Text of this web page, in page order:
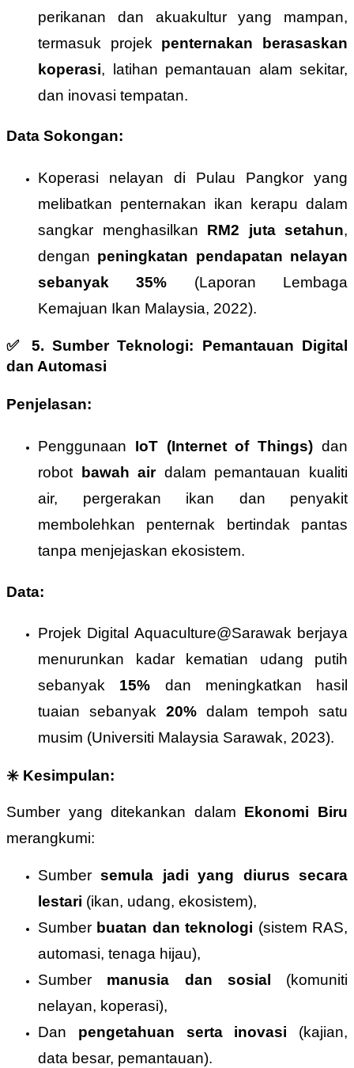
perikanan dan akuakultur yang mampan,
termasuk projek penternakan berasaskan
koperasi, latihan pemantauan alam sekitar,
dan inovasi tempatan.
Data Sokongan:
Koperasi nelayan di Pulau Pangkor yang
melibatkan penternakan ikan kerapu dalam
sangkar menghasilkan RM2 juta setahun,
dengan peningkatan pendapatan nelayan
sebanyak 35% (Laporan Lembaga
Kemajuan Ikan Malaysia, 2022).
✅ 5. Sumber Teknologi: Pemantauan Digital
dan Automasi
Penjelasan:
Penggunaan IoT (Internet of Things) dan
robot bawah airdalam pemantauan kualiti
air, pergerakan ikan dan penyakit
membolehkan penternak bertindak pantas
tanpa menjejaskan ekosistem.
Data:
Projek Digital Aquaculture@Sarawak berjaya
menurunkan kadar kematian udang putih
sebanyak 15% dan meningkatkan hasil
tuaian sebanyak 20% dalam tempoh satu
musim (Universiti Malaysia Sarawak, 2023).
✳️ Kesimpulan:
Sumber yang ditekankan dalam Ekonomi Biru
merangkumi:
Sumbersemula jadi yang diurus secara
lestari (ikan, udang, ekosistem),
Sumber buatan dan teknologi (sistem RAS,
automasi, tenaga hijau),
Sumber manusia dan sosial
(komuniti
nelayan, koperasi),
Dan pengetahuan serta inovasi (kajian,
data besar, pemantauan).